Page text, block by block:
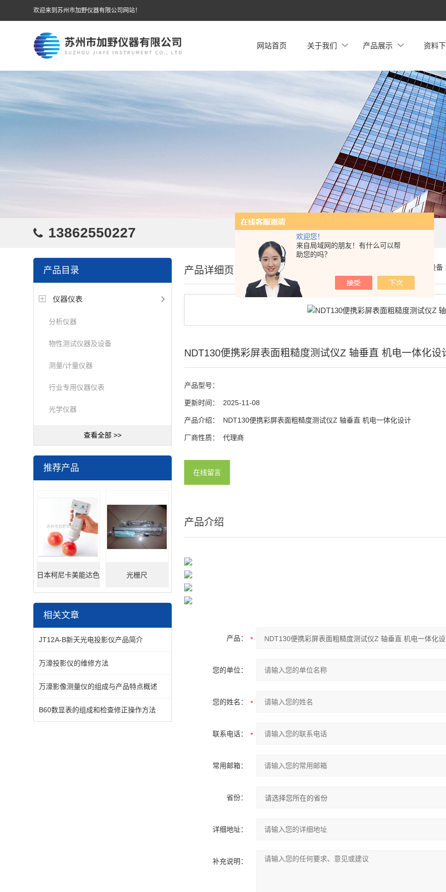
欢迎您！
来自局域网的朋友！有什么可以帮
助您的吗？
欢迎来到苏州市加野仪器有限公司网站！
网站首页 关于我们 产品展示 资料
13862550227
产品目录
仪器仪表
分析仪器
物性测试仪器及设备
测量/计量仪器
行业专用仪器仪表
光学仪器
查看全部 >>
推荐产品
日本柯尼卡美能达色 光栅尺
相关文章
JT12A-B新天光电投影仪产品简介
万濠投影仪的维修方法
万濠影像测量仪的组成与产品特点概述
B60数显表的组成和检查修正操作方法
你的位置： 物性测试仪器及设备
产品详细页
NDT130便携彩屏表面粗糙度测试仪Z 轴垂直 机电一体化设
产品型号：
更新时间： 2025-11-08
产品介绍： NDT130便携彩屏表面粗糙度测试仪Z 轴垂直 机电一体化设计
厂商性质： 代理商
在线留言
产品介绍
产品：
您的单位：
您的姓名：
联系电话：
常用邮箱：
省份：
详细地址：
补充说明：